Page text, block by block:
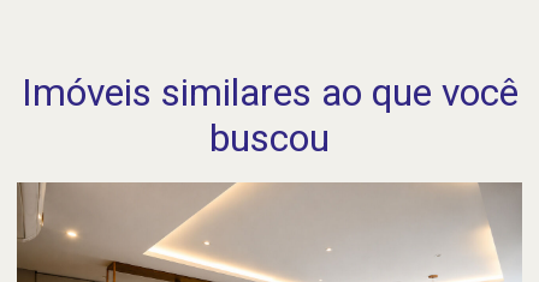
Imóveis similares ao que você
buscou